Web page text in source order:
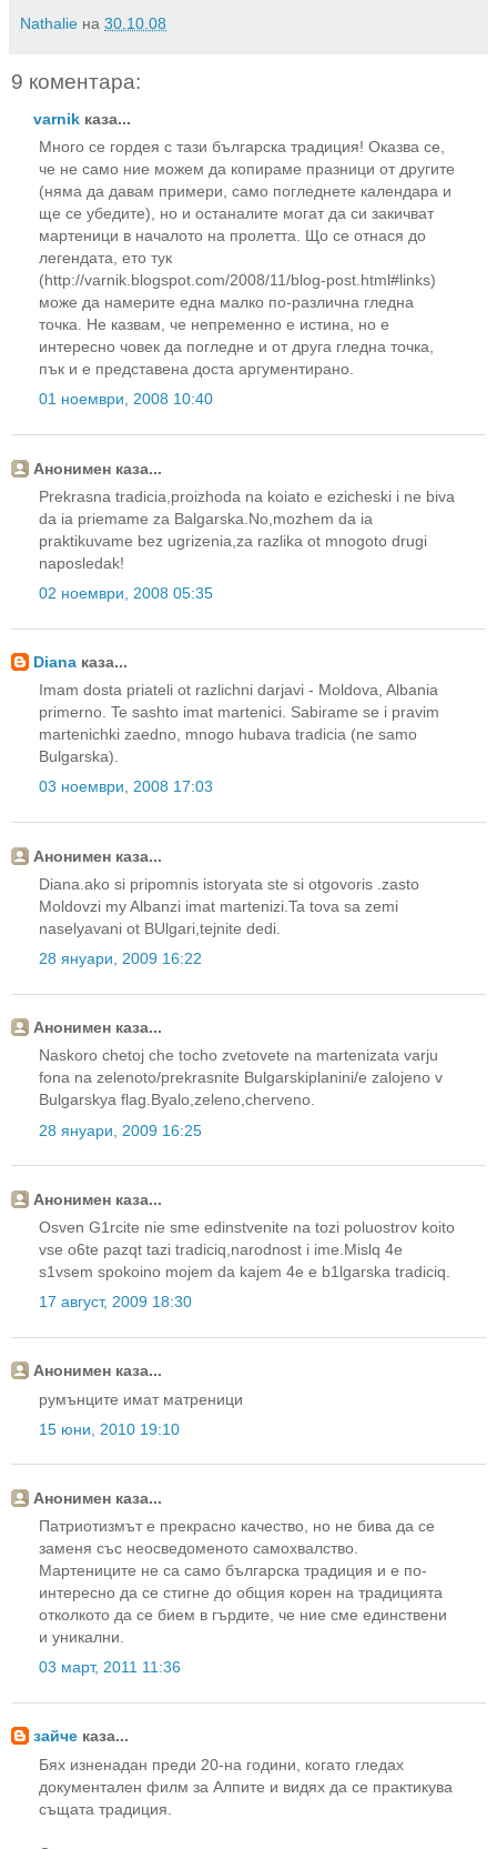
Nathalie на 30.10.08
9 коментара:
varnik каза...
Много се гордея с тази българска традиция! Оказва се,
че не само ние можем да копираме празници от другите
(няма да давам примери, само погледнете календара и
ще се убедите), но и останалите могат да си закичват
мартеници в началото на пролетта. Що се отнася до
легендата, ето тук
(http://varnik.blogspot.com/2008/11/blog-post.html#links)
може да намерите една малко по-различна гледна
точка. Не казвам, че непременно е истина, но е
интересно човек да погледне и от друга гледна точка,
пък и е представена доста аргументирано.
01 ноември, 2008 10:40
Анонимен каза...
Prekrasna tradicia,proizhoda na koiato e ezicheski i ne biva
da ia priemame za Balgarska.No,mozhem da ia
praktikuvame bez ugrizenia,za razlika ot mnogoto drugi
naposledak!
02 ноември, 2008 05:35
Diana каза...
Imam dosta priateli ot razlichni darjavi - Moldova, Albania
primerno. Te sashto imat martenici. Sabirame se i pravim
martenichki zaedno, mnogo hubava tradicia (ne samo
Bulgarska).
03 ноември, 2008 17:03
Анонимен каза...
Diana.ako si pripomnis istoryata ste si otgovoris .zasto
Moldovzi my Albanzi imat martenizi.Ta tova sa zemi
naselyavani ot BUlgari,tejnite dedi.
28 януари, 2009 16:22
Анонимен каза...
Naskoro chetoj che tocho zvetovete na martenizata varju
fona na zelenoto/prekrasnite Bulgarskiplanini/e zalojeno v
Bulgarskya flag.Byalo,zeleno,cherveno.
28 януари, 2009 16:25
Анонимен каза...
Osven G1rcite nie sme edinstvenite na tozi poluostrov koito
vse o6te pazqt tazi tradiciq,narodnost i ime.Mislq 4e
s1vsem spokoino mojem da kajem 4e e b1lgarska tradiciq.
17 август, 2009 18:30
Анонимен каза...
румънците имат матреници
15 юни, 2010 19:10
Анонимен каза...
Патриотизмът е прекрасно качество, но не бива да се
заменя със неосведоменото самохвалство.
Мартениците не са само българска традиция и е по-
интересно да се стигне до общия корен на традицията
отколкото да се бием в гърдите, че ние сме единствени
и уникални.
03 март, 2011 11:36
зайче каза...
Бях изненадан преди 20-на години, когато гледах
документален филм за Алпите и видях да се практикува
същата традиция.